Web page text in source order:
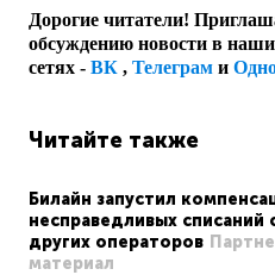
Дорогие читатели!
обсуждению новости в
сетях - ВК , Телеграм и
Читайте также
Билайн запустил
несправедливых списаний
других операторов
материал